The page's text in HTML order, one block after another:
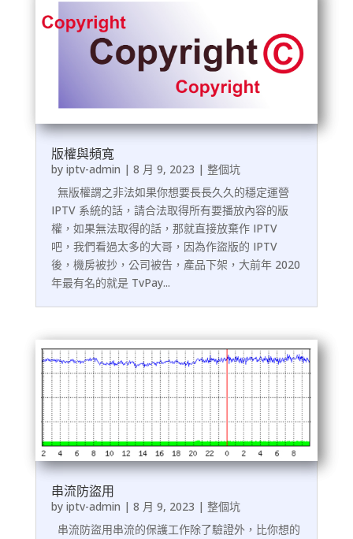
版權與頻寬
by iptv-admin | 8 月 9, 2023 | 整個坑
無版權謂之非法如果你想要長長久久的穩定運營
IPTV 系統的話，請合法取得所有要播放內容的版
權，如果無法取得的話，那就直接放棄作 IPTV
吧，我們看過太多的大哥，因為作盜版的 IPTV
後，機房被抄，公司被告，產品下架，大前年 2020
年最有名的就是 TvPay...
串流防盜用
by iptv-admin | 8 月 9, 2023 | 整個坑
串流防盜用串流的保護工作除了驗證外，比你想的